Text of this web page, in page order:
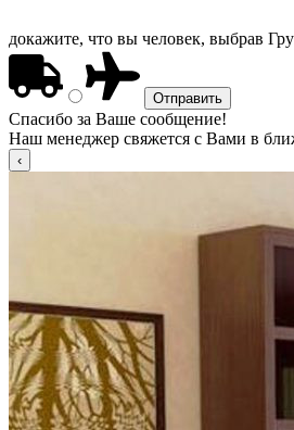
докажите, что вы человек, выбрав
Спасибо за Ваше сообщение!
Наш менеджер свяжется с Вами в